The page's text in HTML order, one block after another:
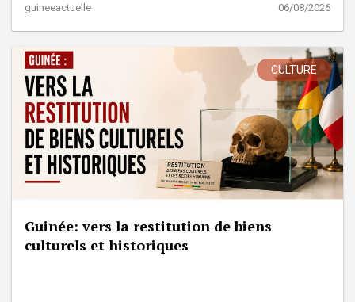
guineeactuelle 06/08/2026
CULTURE
Guinée: vers la restitution de biens
culturels et historiques